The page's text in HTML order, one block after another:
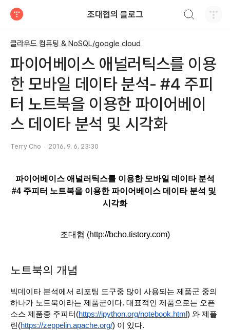
조대협의 블로그
클라우드 컴퓨팅 & NoSQL/google cloud
파이어베이스 애널러틱스를 이용
한 모바일 데이타 분석- #4 주피
터 노트북을 이용한 파이어베이
스 데이타 분석 및 시각화
Terry Cho 2016. 9. 6. 23:30
파이어베이스 애널러틱스를 이용한 모바일 데이타 분석
#4 주피터 노트북을 이용한 파이어베이스 데이타 분석 및
시각화
조대협 (http://bcho.tistory.com)
노트북의 개념
빅데이타 분석에서 리포팅 도구중 많이 사용되는 제품군 중의
하나가 노트북이라는 제품군이다. 대표적인 제품으로는 오픈
소스 제품중 주피터(https://ipython.org/notebook.html ) 와 제플
린(https://zeppelin.apache.org/) 이 있다.